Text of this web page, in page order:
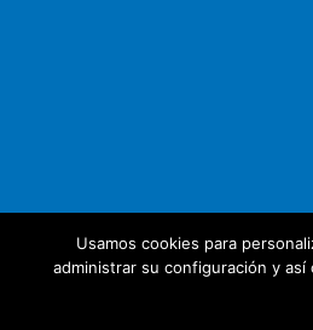
Usamos cookies para
administrar su configuración y